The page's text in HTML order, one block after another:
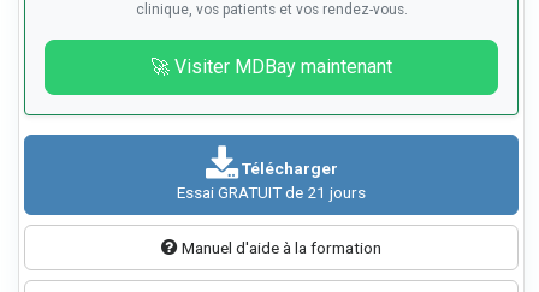
clinique, vos patients et vos rendez-vous.
🚀 Visiter MDBay maintenant
Télécharger
Essai GRATUIT de 21 jours
Manuel d'aide à la formation